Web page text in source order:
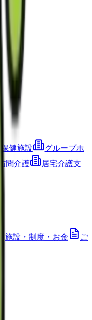
健施設
グループホ
訪問介護
居宅介護支
施設・制度・お金
ご